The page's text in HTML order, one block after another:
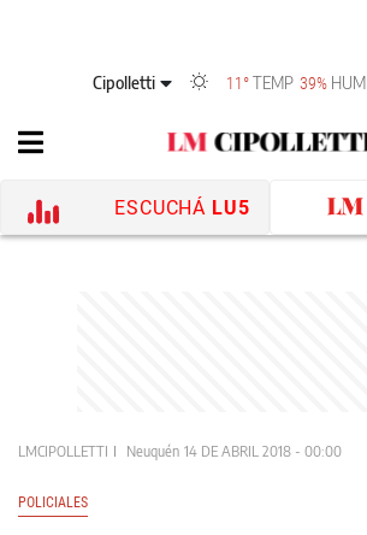
Cipolletti 11° TEMP 39% HUM
ESCUCHÁ LU5
LMCIPOLLETTI Neuquén 14 DE ABRIL 2018 - 00:00
POLICIALES